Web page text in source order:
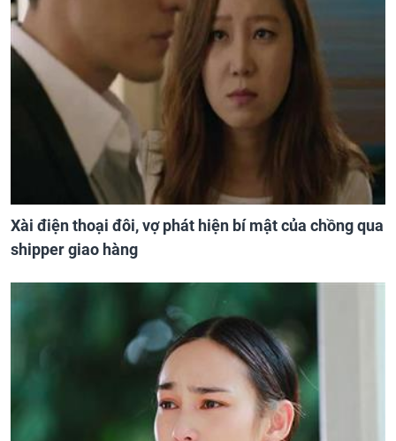
Xài điện thoại đôi, vợ phát hiện bí mật của chồng qua
shipper giao hàng